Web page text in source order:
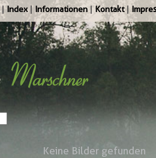
Index Informationen Kontakt
Keine Bilder gefunden